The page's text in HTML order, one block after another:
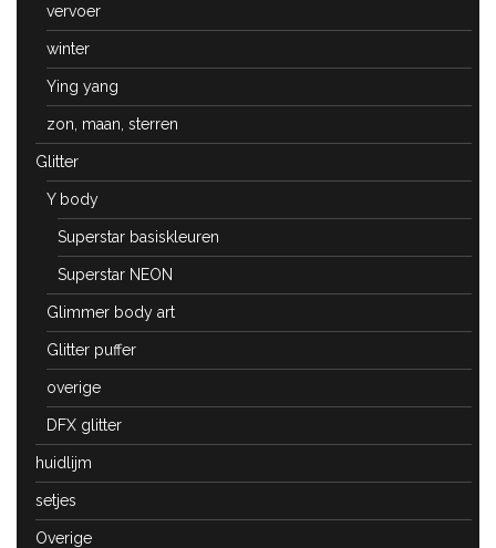
vervoer
winter
Ying yang
zon, maan, sterren
Glitter
Y body
Superstar basiskleuren
Superstar NEON
Glimmer body art
Glitter puffer
overige
DFX glitter
huidlijm
setjes
Overige